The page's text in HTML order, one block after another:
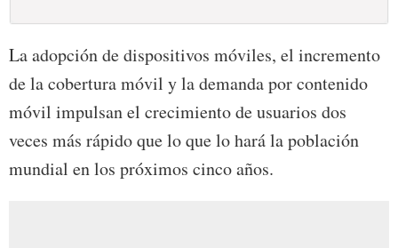
La adopción de dispositivos móviles, el incremento
de la cobertura móvil y la demanda por contenido
móvil impulsan el crecimiento de usuarios dos
veces más rápido que lo que lo hará la población
mundial en los próximos cinco años.